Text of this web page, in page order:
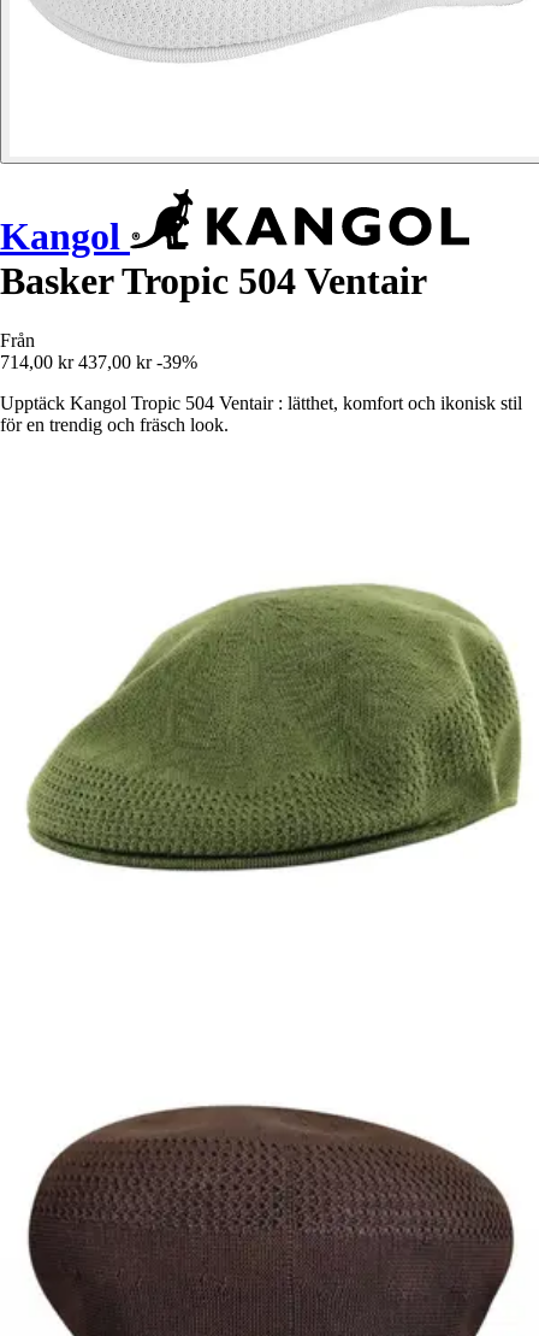
Kangol
Basker Tropic 504 Ventair
Från
714,00 kr 437,00 kr -39%
Upptäck Kangol Tropic 504 Ventair : lätthet, komfort och ikonisk stil
för en trendig och fräsch look.